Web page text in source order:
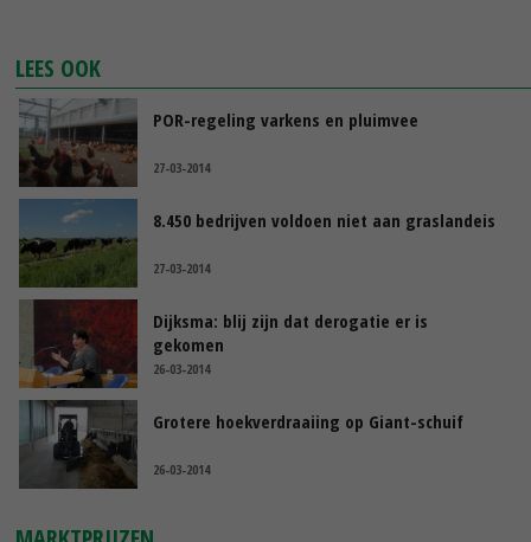
LEES OOK
POR-regeling varkens en pluimvee
27-03-2014
8.450 bedrijven voldoen niet aan graslandeis
27-03-2014
Dijksma: blij zijn dat derogatie er is
gekomen
26-03-2014
Grotere hoekverdraaiing op Giant-schuif
26-03-2014